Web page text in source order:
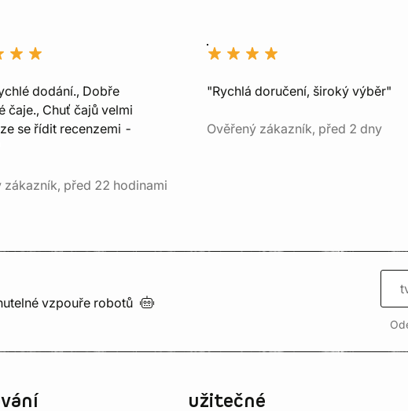
dodání., Dobře
čaje., Chuť čajů velmi
se řídit recenzemi -
zákazník, před 22 hodinami
"Rychlá doručení, široký výběr"
Ověřený zákazník, před 2 dny
vzpouře robotů
užitečné